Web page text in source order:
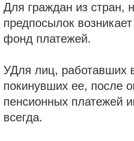
Для граждан из стран,
предпосылок
фонд платежей.
УДля лиц, работавших
покинувших ее, после
пенсионных платежей
всегда.